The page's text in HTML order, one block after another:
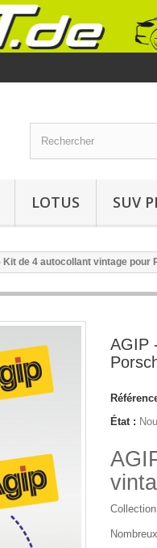
LOTUS SUV
Kit de 4 autocollant vintage pour
AGIP
État :